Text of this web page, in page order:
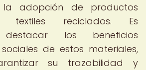
adopción de productos
textiles reciclados. Es
destacar los beneficios
de estos materiales,
su trazabilidad y